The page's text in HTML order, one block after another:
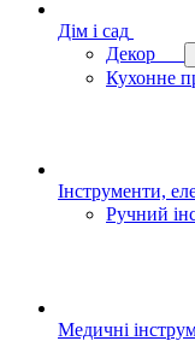
Дім і сад
Декор
Кухонне
Інструменти,
Ручний
Медичні